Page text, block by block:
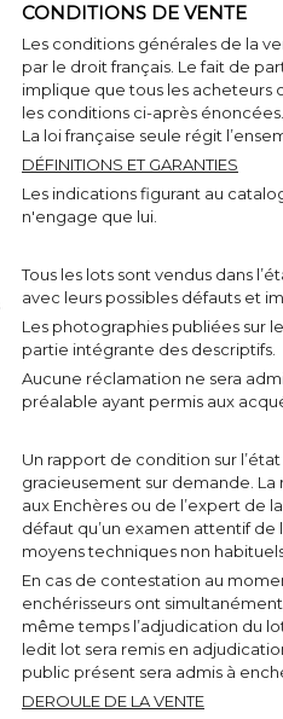
CONDITIONS DE VENTE
Les conditions générales de la
par le droit français. Le fait de
implique que tous les acheteurs
les conditions ci-après
La loi française seule régit
DÉFINITIONS ET GARANTIES
Les indications figurant au
n'engage que lui.
Tous les lots sont vendus dans
avec leurs possibles défauts et
Les photographies publiées sur
partie intégrante des descriptifs.
Aucune réclamation ne sera
préalable ayant permis aux
Un rapport de condition sur
gracieusement sur demande.
aux Enchères ou de l’expert de
défaut qu’un examen attentif de
moyens techniques non
En cas de contestation au
enchérisseurs ont
même temps l’adjudication du
ledit lot sera remis en
public présent sera admis à
DEROULE DE LA VENTE